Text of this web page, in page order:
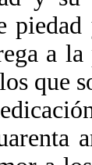
a
que